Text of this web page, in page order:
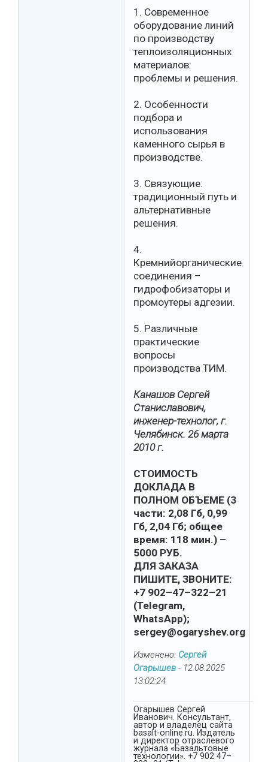
1. Современное
оборудование линий
по производству
теплоизоляционных
материалов:
проблемы и решения.
2. Особенности
подбора и
использования
каменного сырья в
производстве.
3. Связующие:
традиционный путь и
альтернативные
решения.
4.
Кремнийорганические
соединения –
гидрофобизаторы и
промоутеры адгезии.
5. Различные
практические
вопросы
производства ТИМ.
Канашов Сергей
Станиславович,
инженер-технолог, г.
Челябинск. 26 марта
2010 г.
СТОИМОСТЬ
ДОКЛАДА В
ПОЛНОМ ОБЪЕМЕ (3
части: 2,08 Гб, 0,99
Гб, 2,04 Гб; общее
время: 118 мин.) –
5000 РУБ.
ДЛЯ ЗАКАЗА
ПИШИТЕ, ЗВОНИТЕ:
+7 902–47–322–21
(Telegram,
WhatsApp);
sergey@ogaryshev.org
Изменено: Сергей
Огарышев - 12.08.2025
13:02:24
Огарышев Сергей
Иванович. Консультант,
автор и владелец сайта
basalt-online.ru. Издатель
и директор отраслевого
журнала «Базальтовые
технологии». +7 902 47–